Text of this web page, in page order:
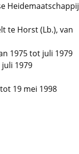
Heidemaatschappij
te Horst (Lb.), van
1975 tot juli 1979
1979
19 mei 1998